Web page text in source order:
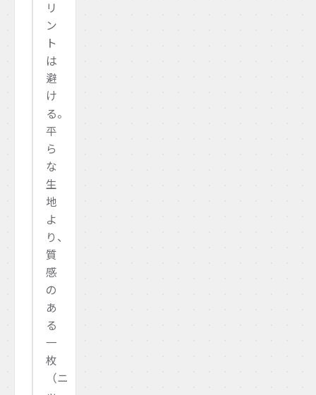
リ
ン
ト
は
避
け
る。
平
ら
な
生
地
よ
り、
質
感
の
あ
る
一
枚
（ニ